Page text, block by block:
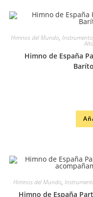
Himnos del Mundo, Instrumento
Himno de España
Himnos del Mundo,
Himno de España